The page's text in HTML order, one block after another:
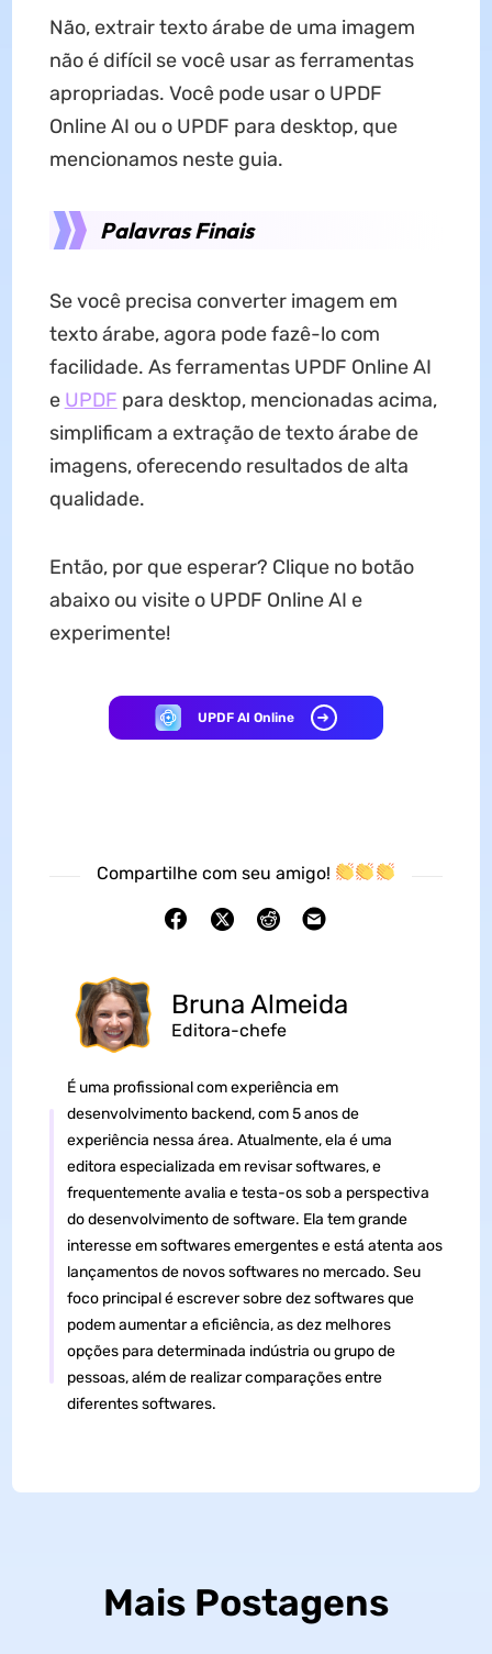
Não, extrair texto árabe de uma imagem
não é difícil se você usar as ferramentas
apropriadas. Você pode usar o UPDF
Online AI ou o UPDF para desktop, que
mencionamos neste guia.
Palavras Finais
Se você precisa converter imagem em
texto árabe, agora pode fazê-lo com
facilidade. As ferramentas UPDF Online AI
e UPDF para desktop, mencionadas acima,
simplificam a extração de texto árabe de
imagens, oferecendo resultados de alta
qualidade.
Então, por que esperar? Clique no botão
abaixo ou visite o UPDF Online AI e
experimente!
UPDF AI Online
Compartilhe com seu amigo!
Bruna Almeida
Editora-chefe
É uma profissional com experiência em
desenvolvimento backend, com 5 anos de
experiência nessa área. Atualmente, ela é uma
editora especializada em revisar softwares, e
frequentemente avalia e testa-os sob a perspectiva
do desenvolvimento de software. Ela tem grande
interesse em softwares emergentes e está atenta aos
lançamentos de novos softwares no mercado. Seu
foco principal é escrever sobre dez softwares que
podem aumentar a eficiência, as dez melhores
opções para determinada indústria ou grupo de
pessoas, além de realizar comparações entre
diferentes softwares.
Mais Postagens